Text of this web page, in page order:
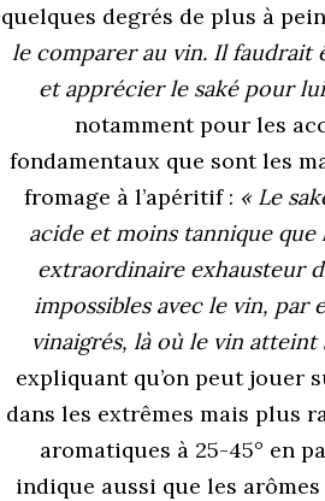
quelques degrés de plus à
le comparer au vin. Il faudrait
et apprécier le saké pour
notamment pour les
fondamentaux que sont les
fromage à l’apéritif : « Le
acide et moins tannique que
extraordinaire exhausteur
impossibles avec le vin, par
vinaigrés, là où le vin atteint
expliquant qu’on peut jouer
dans les extrêmes mais plus
aromatiques à 25-45° en
indique aussi que les